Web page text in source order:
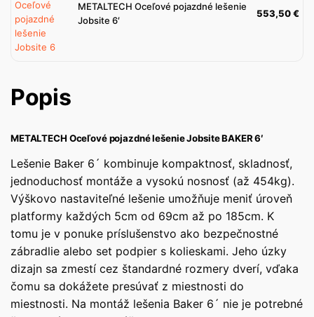
METALTECH Oceľové pojazdné lešenie
Jobsite 6′
553,50€
Popis
METALTECH Oceľové pojazdné lešenie Jobsite BAKER 6′
Lešenie Baker 6´ kombinuje kompaktnosť, skladnosť,
jednoduchosť montáže a vysokú nosnosť (až 454kg).
Výškovo nastaviteľné lešenie umožňuje meniť úroveň
platformy každých 5cm od 69cm až po 185cm. K
tomu je v ponuke príslušenstvo ako bezpečnostné
zábradlie alebo set podpier s kolieskami. Jeho úzky
dizajn sa zmestí cez štandardné rozmery dverí, vďaka
čomu sa dokážete presúvať z miestnosti do
miestnosti. Na montáž lešenia Baker 6´ nie je potrebné